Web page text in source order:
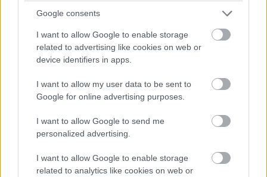
Google consents
I want to allow Google to enable storage
related to advertising like cookies on web or
device identifiers in apps.
I want to allow my user data to be sent to
Google for online advertising purposes.
I want to allow Google to send me
personalized advertising.
I want to allow Google to enable storage
related to analytics like cookies on web or
pakol Rád!
Így lehet kockahasad úszógumi helyett
variálható és igazán egészséges